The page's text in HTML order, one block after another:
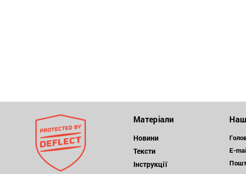
Матеріали
Новини
Тексти
Інструкції
E-